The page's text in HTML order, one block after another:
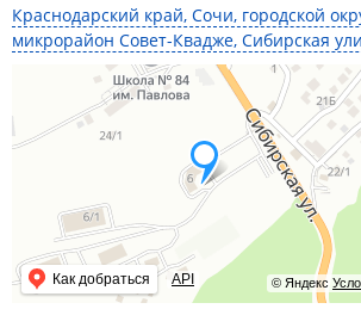
Краснодарский край, Сочи, городской
микрорайон Совет-Квадже, Сибирская
© Яндекс
Как добраться API